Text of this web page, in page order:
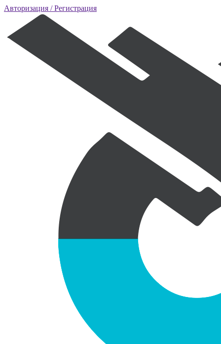
Авторизация / Регистрация